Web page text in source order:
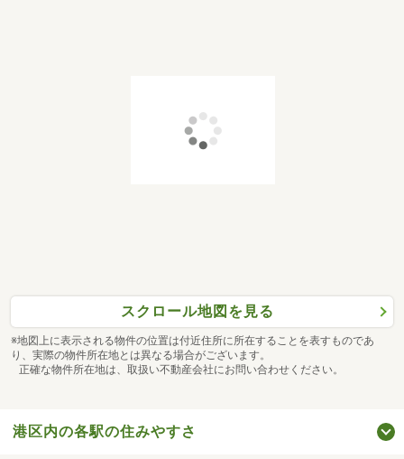
スクロール地図を見る
※地図上に表示される物件の位置は付近住所に所在することを表すものであ
り、実際の物件所在地とは異なる場合がございます。
正確な物件所在地は、取扱い不動産会社にお問い合わせください。
港区内の各駅の住みやすさ